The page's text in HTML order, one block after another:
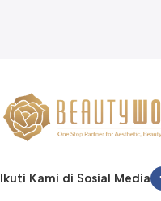
Ikuti Kami di Sosial Media